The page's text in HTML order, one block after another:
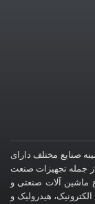
صنایع مختلف دارای
جمله تجهیزات صنعت
ماشین آلات صنعتی و
هیدرولیک و